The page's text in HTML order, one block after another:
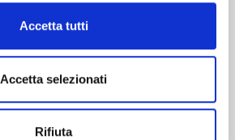
Accetta tutti
Accetta selezionati
Rifiuta